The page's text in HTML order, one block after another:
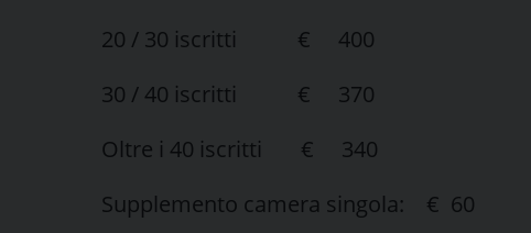
20 / 30 iscritti € 400
30 / 40 iscritti € 370
Oltre i 40 iscritti € 340
Supplemento camera singola: € 60